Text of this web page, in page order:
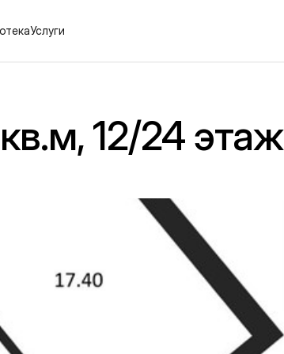
Услуги
12/24 этаж